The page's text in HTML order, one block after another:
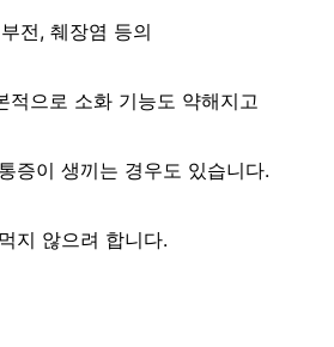
전, 췌장염 등의
적으로 소화 기능도 약해지고
증이 생끼는 경우도 있습니다.
지 않으려 합니다.